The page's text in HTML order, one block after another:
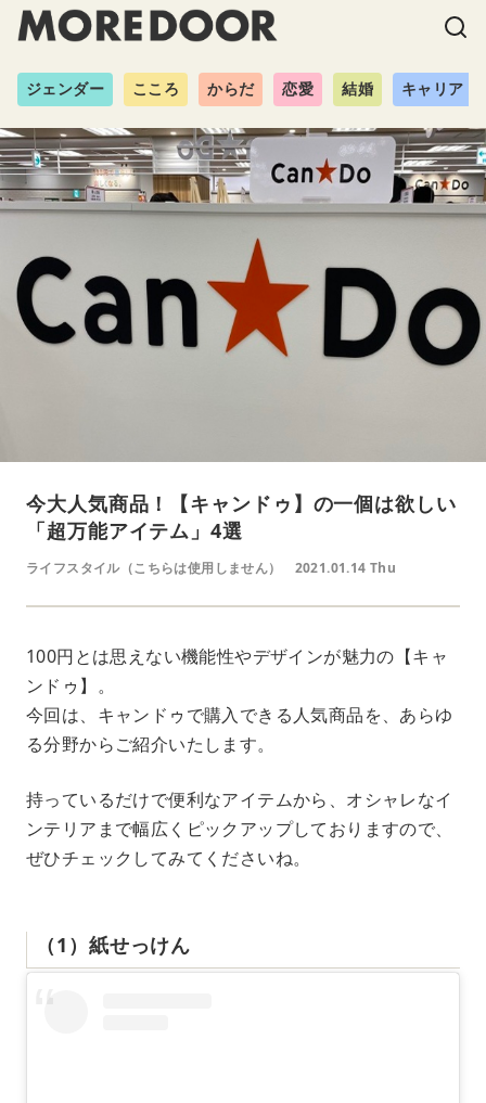
ジェンダー こころ からだ 恋愛 結婚 キャリア
今大人気商品！【キャンドゥ】の一個は欲しい
「超万能アイテム」4選
ライフスタイル（こちらは使用しません） 2021.01.14 Thu
100円とは思えない機能性やデザインが魅力の【キャ
ンドゥ】。
今回は、キャンドゥで購入できる人気商品を、あらゆ
る分野からご紹介いたします。
持っているだけで便利なアイテムから、オシャレなイ
ンテリアまで幅広くピックアップしておりますので、
ぜひチェックしてみてくださいね。
（1）紙せっけん